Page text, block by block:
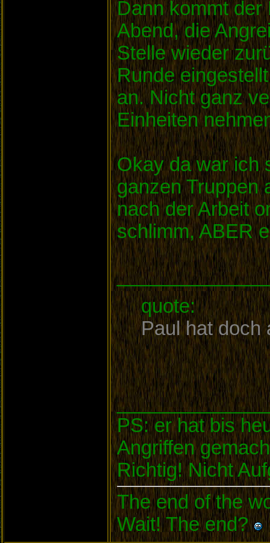
Dann kommt der
Abend, die
Stelle wieder
Runde
an. Nicht ganz
Einheiten
Okay da war ich
ganzen Truppen
nach der Arbeit
schlimm, ABER
quote:
Paul hat doch
PS: er hat bis
Angriffen
Richtig! Nicht
The end of the
Wait! The end?